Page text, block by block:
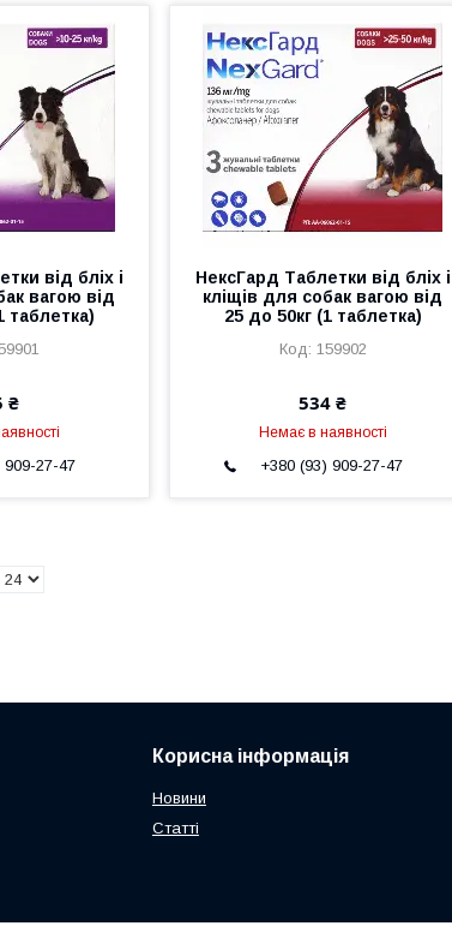
від бліх і
вагою від
таблетка)
₴
909-27-47
НексГард Таблетки від бліх і
кліщів для собак вагою від
25 до 50кг (1 таблетка)
159902
534 ₴
Немає в наявності
+380 (93) 909-27-47
Корисна інформація
Новини
Статті